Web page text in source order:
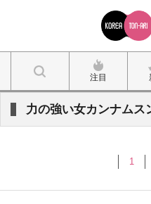
注目
力の強い女カンナムス
1